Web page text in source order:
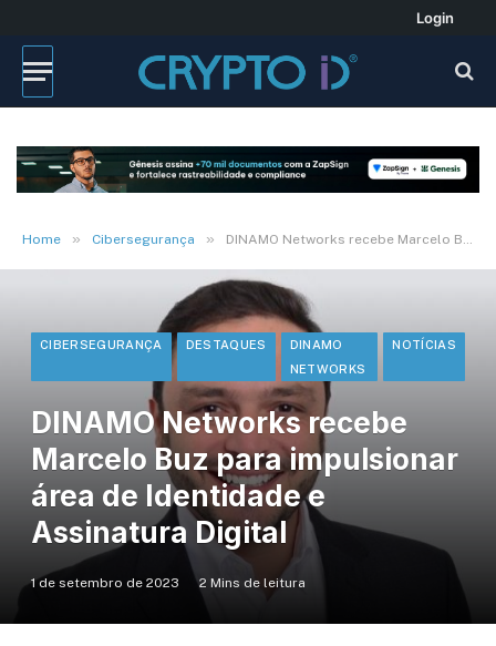
Login
Home » Cibersegurança » DINAMO Networks recebe Marcelo Buz para impulsionar área de Identidade e Assinatura Digital
CIBERSEGURANÇA DESTAQUES
DINAMO
NETWORKS
NOTÍCIAS
DINAMO Networks recebe
Marcelo Buz para impulsionar
área de Identidade e
Assinatura Digital
1 de setembro de 2023 2 Mins de leitura